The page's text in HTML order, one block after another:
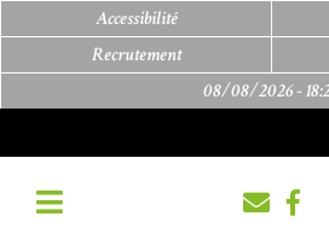
Accessibilité
Recrutement
08/08/2026 -